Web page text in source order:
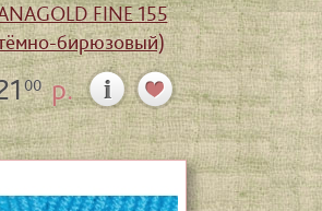
FINE 155
бирюзовый)
00р.